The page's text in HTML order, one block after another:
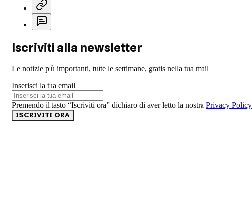
Iscriviti alla newsletter
Le notizie più importanti, tutte le settimane, gratis nella tua mail
Inserisci la tua email
Premendo il tasto “Iscriviti ora” dichiaro di aver letto la nostra Privacy Policy
ISCRIVITI ORA